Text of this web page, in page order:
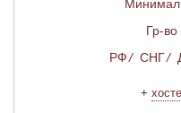
Гр-
РФ/ СНГ/
+